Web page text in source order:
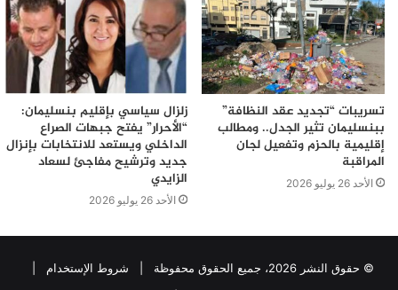
تسريبات “تجديد عقد النظافة”
ببنسليمان تثير الجدل.. ومطالب
إقليمية بالحزم وتفعيل لجان
المراقبة
الأحد 26 يوليو 2026
زلزال سياسي بإقليم بنسليمان:
“الأحرار” يفتح جبهات الصراع
الداخلي ويستعد للانتخابات بإنزال
جديد وترشيح مفاجئ لسعاد
الزايدي
الأحد 26 يوليو 2026
© حقوق النشر 2026، جميع الحقوق محفوظة | شروط الإستخدام